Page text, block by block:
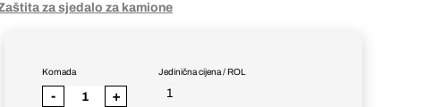
za sjedalo za kamione
Jedinična cijena / ROL
1
Komada
- +